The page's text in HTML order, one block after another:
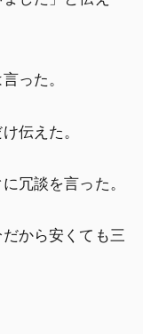
った。
伝えた。
冗談を言った。
から安くても三